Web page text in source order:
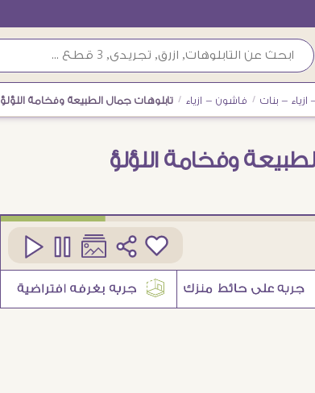
- بنات / فاشون - ازياء / تابلوهات جمال الطبيعة وفخامة اللؤلؤ
وفخامة اللؤلؤ
2